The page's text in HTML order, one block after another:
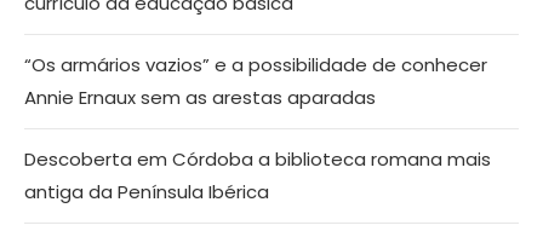
“Os armários vazios” e a possibilidade de conhecer
Annie Ernaux sem as arestas aparadas
Descoberta em Córdoba a biblioteca romana mais
antiga da Península Ibérica